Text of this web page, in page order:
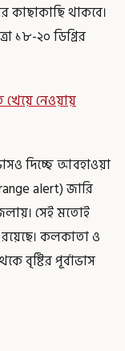
কাছাকাছি থাকবে।
১৮-২০ ডিগ্রির
খেয়ে নেওয়ায়
দিচ্ছে আবহাওয়া
alert) জারি
সেই মতোই
রয়েছে। কলকাতা ও
বৃষ্টির পূর্বাভাস